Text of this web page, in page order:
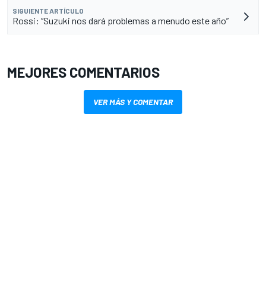
SIGUIENTE ARTÍCULO
Rossi: “Suzuki nos dará problemas a menudo este año”
MEJORES COMENTARIOS
VER MÁS Y COMENTAR